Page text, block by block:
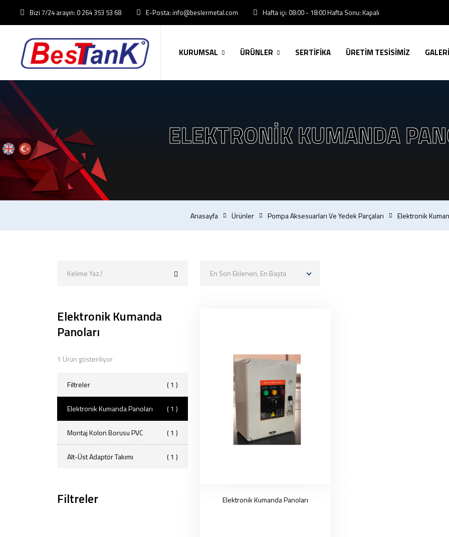
Bizi 7/24 arayın: 0 264 353 53 68 E-Posta: info@beslermetal.com Hafta içi: 08:00 - 18:00 Hafta Sonu: Kapalı
KURUMSAL ÜRÜNLER SERTİFİKA ÜRETİM TESİSİMİZ GALERİ
ELEKTRONIK KUMANDA
Anasayfa Ürünler Pompa Aksesuarları Ve Yedek Parçaları Elektronik
Elektronik Kumanda
Panoları
1 Ürün gösteriliyor
Filtreler ( 1 )
Elektronik Kumanda Panoları ( 1 )
Montaj Kolon Borusu PVC ( 1 )
Alt-Üst Adaptör Takımı ( 1 )
Filtreler
En Son Eklenen, En Başta
Elektronik Kumanda Panoları